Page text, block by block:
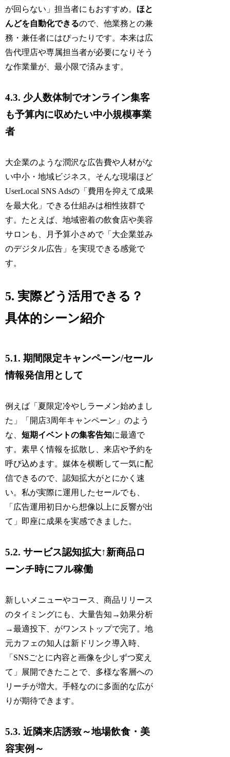
が回らない」担当者にもおすすめ。 ほと
んどを自動化できるので、他業務との兼
務・兼任者にはぴったりです。本来は広
告代理店や専属担当者が必要になりそう
な作業量が、最小限で済みます。
4.3. 少人数体制でオンライン集客
も予算内に収めたい中小規模事業
者
大企業のような潤沢な広告費や人材がな
い中小・地域ビジネス。そんな現場ほど
UserLocal SNS Adsの「費用を抑えて成果
を最大化」できる仕組みは相性抜群で
す。たとえば、地域密着の飲食店や美容
サロンも、月予算小さめで「大企業並み
のデジタル広告」を実現できる感覚で
す。
5. 実際どう活用できる？
具体的シーン紹介
5.1. 期間限定キャンペーン/セール
情報発信用として
例えば「夏限定冷やしラーメン始めまし
た」「開店3周年キャンペーン」のよう
な、短期イベントの集客告知に最適で
す。素早く情報を拡散し、来店や予約を
呼び込めます。媒体を横断して一気に配
信できるので、認知拡大がとにかく速
い。私が実際に運用したセールでも、
「広告運用初日から想像以上に反響が出
て」即座に成果を実感できました。
5.2. サービス認知拡大↑新商品ロ
ーンチ時にフル稼働
新しいメニューやコース、商品リリース
のタイミングにも、大量告知→効果分析
→最適投下、がワンストップで完了。地
元カフェの知人は新ドリンク導入時、
「SNSごとに内容と画像を少しずつ変え
て」展開できたことで、多様な客層への
リーチが増大。手軽なのに多面的な広が
りが期待できます。
5.3. 近隣来店誘致～地場飲食・美
容実例～